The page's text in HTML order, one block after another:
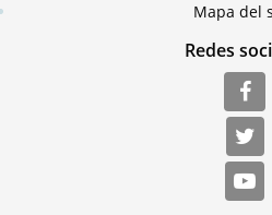
Mapa del
Redes